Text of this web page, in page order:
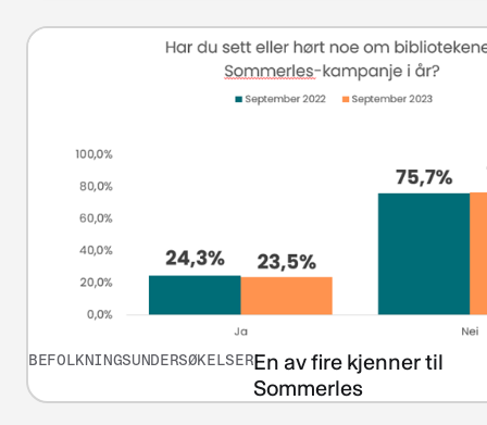
BEFOLKNINGSUNDERSØKELSEREn av fire kjenner til
Sommerles